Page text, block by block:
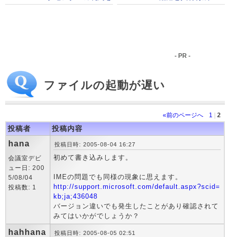
- PR -
ファイルの起動が遅い
«前のページへ 1 2
投稿者 投稿内容
hana
会議室デビ
ュー日: 200
5/08/04
投稿数: 1
投稿日時: 2005-08-04 16:27
初めて書き込みします。
IMEの問題でも同様の現象に思えます。
http://support.microsoft.com/default.aspx?scid=
kb;ja;436048
バージョン違いでも発生したことがあり確認されて
みてはいかがでしょうか？
hahhana 投稿日時: 2005-08-05 02:51